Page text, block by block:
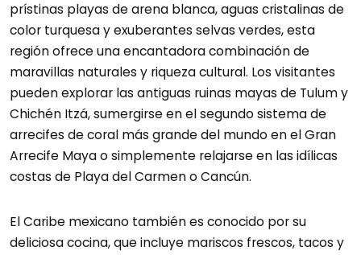
prístinas playas de arena blanca, aguas cristalinas de
color turquesa y exuberantes selvas verdes, esta
región ofrece una encantadora combinación de
maravillas naturales y riqueza cultural. Los visitantes
pueden explorar las antiguas ruinas mayas de Tulum y
Chichén Itzá, sumergirse en el segundo sistema de
arrecifes de coral más grande del mundo en el Gran
Arrecife Maya o simplemente relajarse en las idílicas
costas de Playa del Carmen o Cancún.
El Caribe mexicano también es conocido por su
deliciosa cocina, que incluye mariscos frescos, tacos y